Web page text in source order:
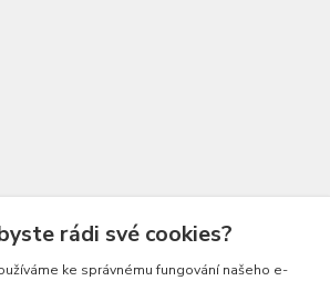
rádi své cookies?
ke správnému fungování našeho e-